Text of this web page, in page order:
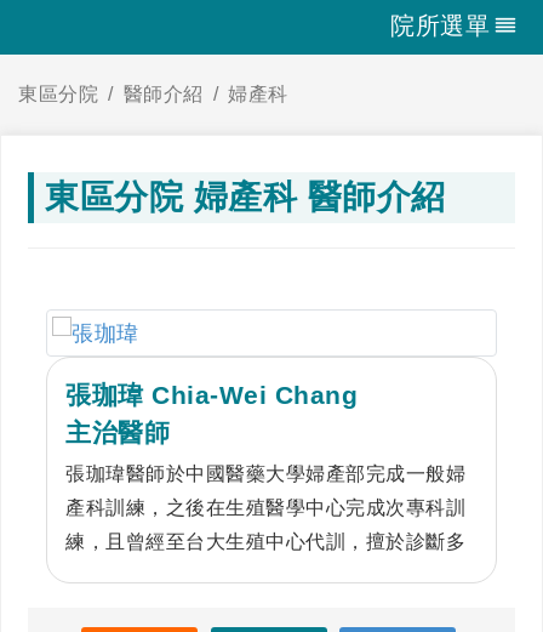
院所選單
東區分院 醫師介紹 婦產科
東區分院 婦產科 醫師介紹
張珈瑋 Chia-Wei Chang
主治醫師
張珈瑋醫師於中國醫藥大學婦產部完成一般婦
產科訓練，之後在生殖醫學中心完成次專科訓
練，且曾經至台大生殖中心代訓，擅於診斷多